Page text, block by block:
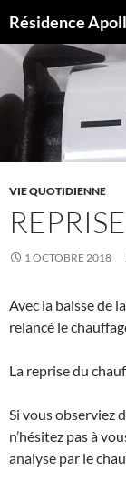
au
contenu
Résidence
VIE QUOTIDIENNE
1 OCTOBRE 2018
Avec la baisse de
relancé le
La reprise du
Si vous observiez
n’hésitez pas à
analyse par le